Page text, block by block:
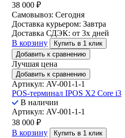
38 000 ₽
Самовывоз: Сегодня
Доставка курьером: Завтра
Доставка СДЭК: от 3х дней
В корзину
Купить в 1 клик
Добавить к сравнению
Лучшая цена
Добавить к сравнению
Артикул: AV-001-1-1
POS-терминал IPOS X2 Core i3
В наличии
Артикул: AV-001-1-1
38 000 ₽
В корзину
Купить в 1 клик